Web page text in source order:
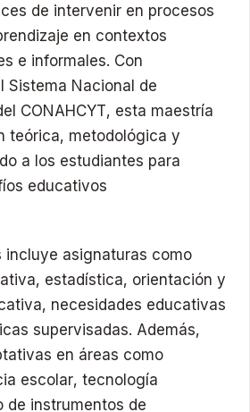
de intervenir en procesos
en contextos
e informales. Con
Sistema Nacional de
CONAHCYT, esta maestría
teórica, metodológica y
a los estudiantes para
educativos
incluye asignaturas como
estadística, orientación y
necesidades educativas
supervisadas. Además,
en áreas como
escolar, tecnología
de instrumentos de